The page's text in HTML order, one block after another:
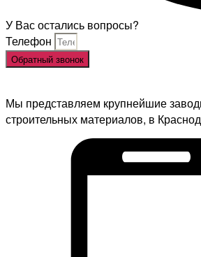
У Вас остались вопросы?
Телефон
Обратный звонок
Мы представляем крупнейшие
строительных материалов, в